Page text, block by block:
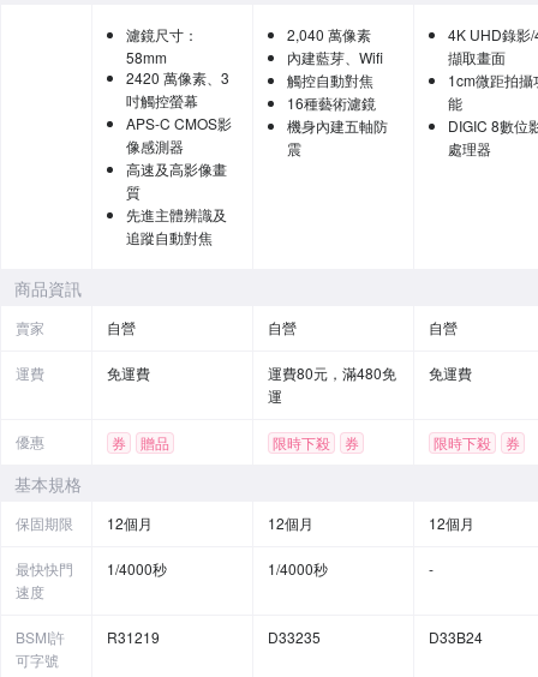
濾鏡尺寸：
58mm
2420 萬像素、3
吋觸控螢幕
APS-C CMOS影
像感測器
高速及高影像畫
質
先進主體辨識及
追蹤自動對焦
2,040 萬像素
內建藍芽、Wifi
觸控自動對焦
16種藝術濾鏡
機身內建五軸防
震
4K UHD錄影/
擷取畫面
1cm微距拍攝
能
DIGIC 8數位
處理器
商品資訊
賣家 自營 自營 自營
運費 免運費
運費80元，滿480免
運
免運費
優惠 券 贈品 限時下殺 券 限時下殺 券
基本規格
保固期限 12個月 12個月 12個月
最快快門
速度
1/4000秒 1/4000秒 -
BSMI許
可字號
R31219 D33235 D33B24